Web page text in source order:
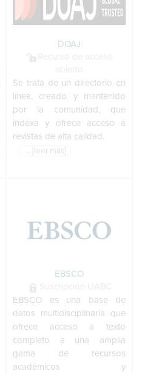
DOAJ
Se trata de un directorio en
línea, creado y mantenido
por la comunidad, que
indexa y ofrece acceso a
revistas de alta calidad.
... [leer más]
EBSCO
EBSCO es una base de
datos multidisciplinaria que
ofrece acceso a texto
completo a una amplia
gama de recursos
académicos y